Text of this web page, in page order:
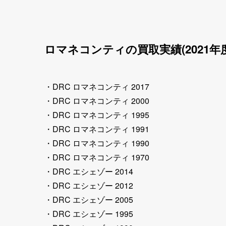
ロマネコンティの買取実績(2021年
・DRC ロマネコンティ 2017
・DRC ロマネコンティ 2000
・DRC ロマネコンティ 1995
・DRC ロマネコンティ 1991
・DRC ロマネコンティ 1990
・DRC ロマネコンティ 1970
・DRC エシェゾー 2014
・DRC エシェゾー 2012
・DRC エシェゾー 2005
・DRC エシェゾー 1995